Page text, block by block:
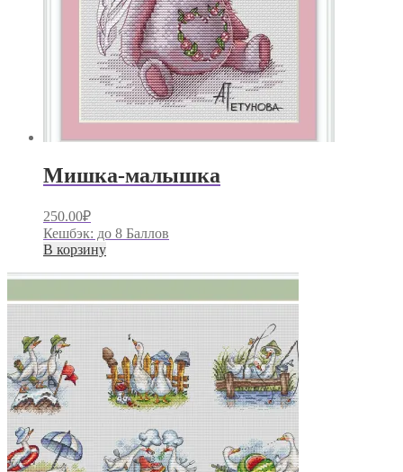
Мишка-малышка
250.00₽
Кешбэк: до 8 Баллов
В корзину